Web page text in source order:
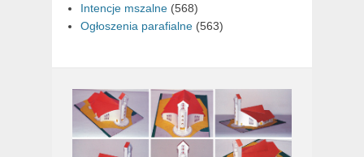
Intencje mszalne (568)
Ogłoszenia parafialne (563)